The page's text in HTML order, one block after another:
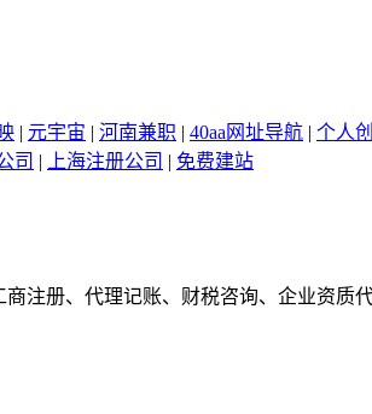
| 元宇宙 | 河南兼职 | 40aa网址导航 | 个人
司 | 上海注册公司 | 免费建站
注册、代理记账、财税咨询、企业资质